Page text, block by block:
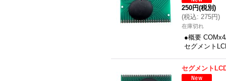
250円(税別)
(税込: 275円)
在庫切れ
●概要
セグメント
セグメント